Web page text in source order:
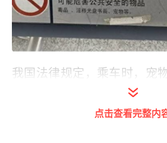
我国法律规定，乘车时，宠
在这之前，赵莹已经忙
点击查看完整内